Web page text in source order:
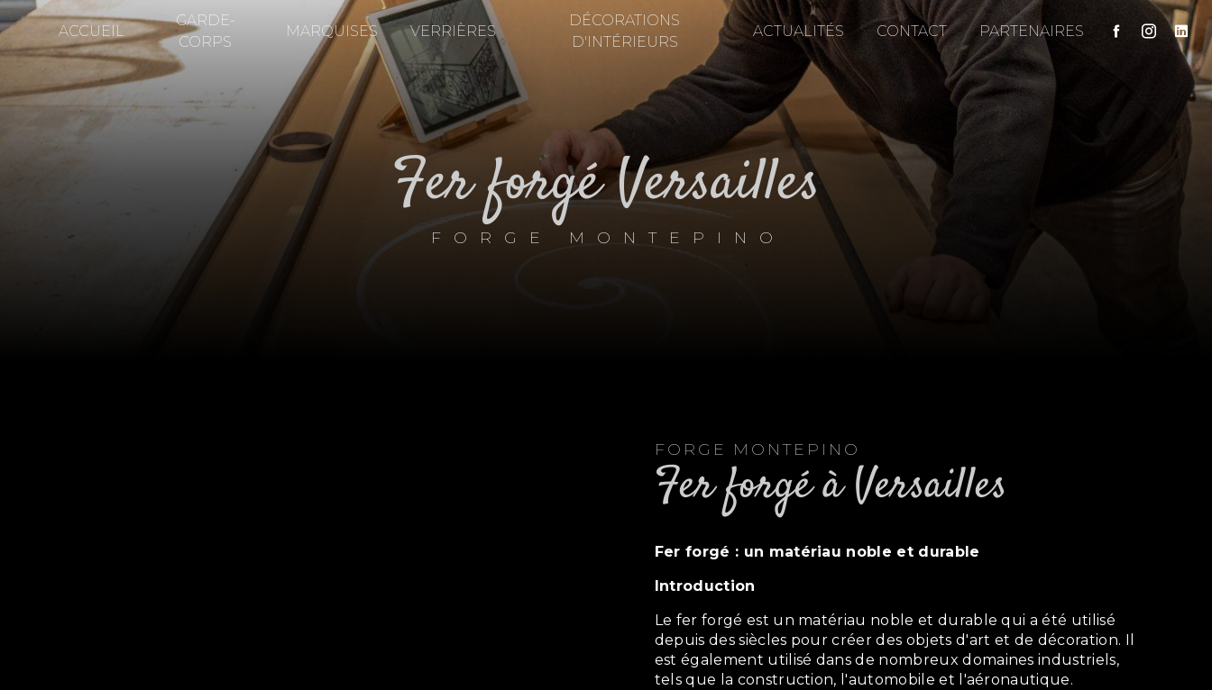
ACCUEIL
GARDE-
CORPS
MARQUISES VERRIÈRES
DÉCORATIONS
D'INTÉRIEURS
ACTUALITÉS CONTACT PARTENAIRES
fer forgé Versailles
FORGE MONTEPINO
FORGE MONTEPINO
fer forgé à Versailles
fer forgé : un matériau noble et durable
Introduction
Le fer forgé est un matériau noble et durable qui a été utilisé
depuis des siècles pour créer des objets d'art et de décoration. Il
est également utilisé dans de nombreux domaines industriels,
tels que la construction, l'automobile et l'aéronautique.
Panneau de gestion des cookies